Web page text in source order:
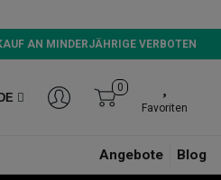
AN MINDERJÄHRIGE VERBOTEN
0
Favoriten
Angebote Blog